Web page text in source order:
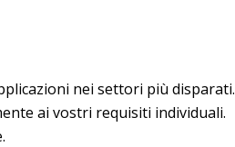
nei settori più disparati.
ai vostri requisiti individuali.